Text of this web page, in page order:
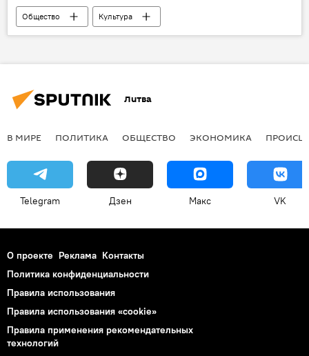
Общество
Культура
Четверть века без СССР
Литва
В МИРЕ ПОЛИТИКА ОБЩЕСТВО ЭКОНОМИКА
Telegram Дзен Макс VK
О проекте Реклама Контакты
Политика конфиденциальности
Правила использования
Правила использования «cookie»
Правила применения рекомендательных
технологий